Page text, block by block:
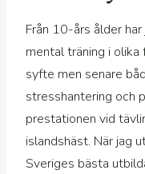
Från 10-års ålder
mental träning i olika
syfte men senare
stresshantering och
prestationen vid
islandshäst. När jag
Sveriges bästa